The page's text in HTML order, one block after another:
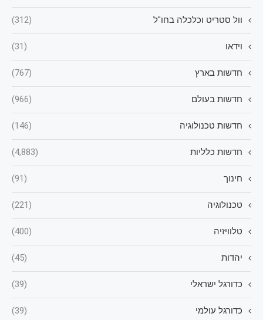
וול סטריט וכלכלה בחו"ל (312)
וידאו (31)
חדשות בארץ (767)
חדשות בעולם (966)
חדשות טכנולוגיה (146)
חדשות כלליות (4,883)
חינוך (91)
טכנולוגיה (221)
טלוויזיה (400)
יהדות (45)
כדורגל ישראלי (39)
כדורגל עולמי (39)